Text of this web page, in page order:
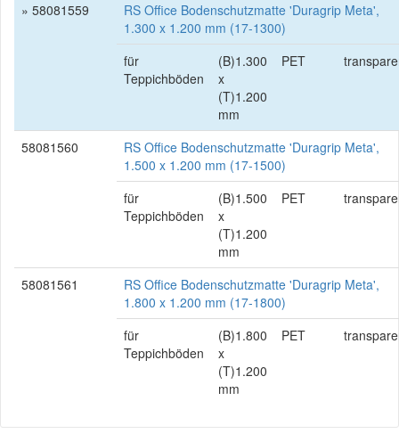
» 58081559
RS Office Bodenschutzmatte 'Duragrip Meta',
1.300 x 1.200 mm (17-1300)
für
Teppichböden
(B)1.300
x
(T)1.200
mm
PET
58081560
RS Office Bodenschutzmatte 'Duragrip Meta',
1.500 x 1.200 mm (17-1500)
für
Teppichböden
(B)1.500
x
(T)1.200
mm
PET
58081561
RS Office Bodenschutzmatte 'Duragrip Meta',
1.800 x 1.200 mm (17-1800)
für
Teppichböden
(B)1.800
x
(T)1.200
mm
PET